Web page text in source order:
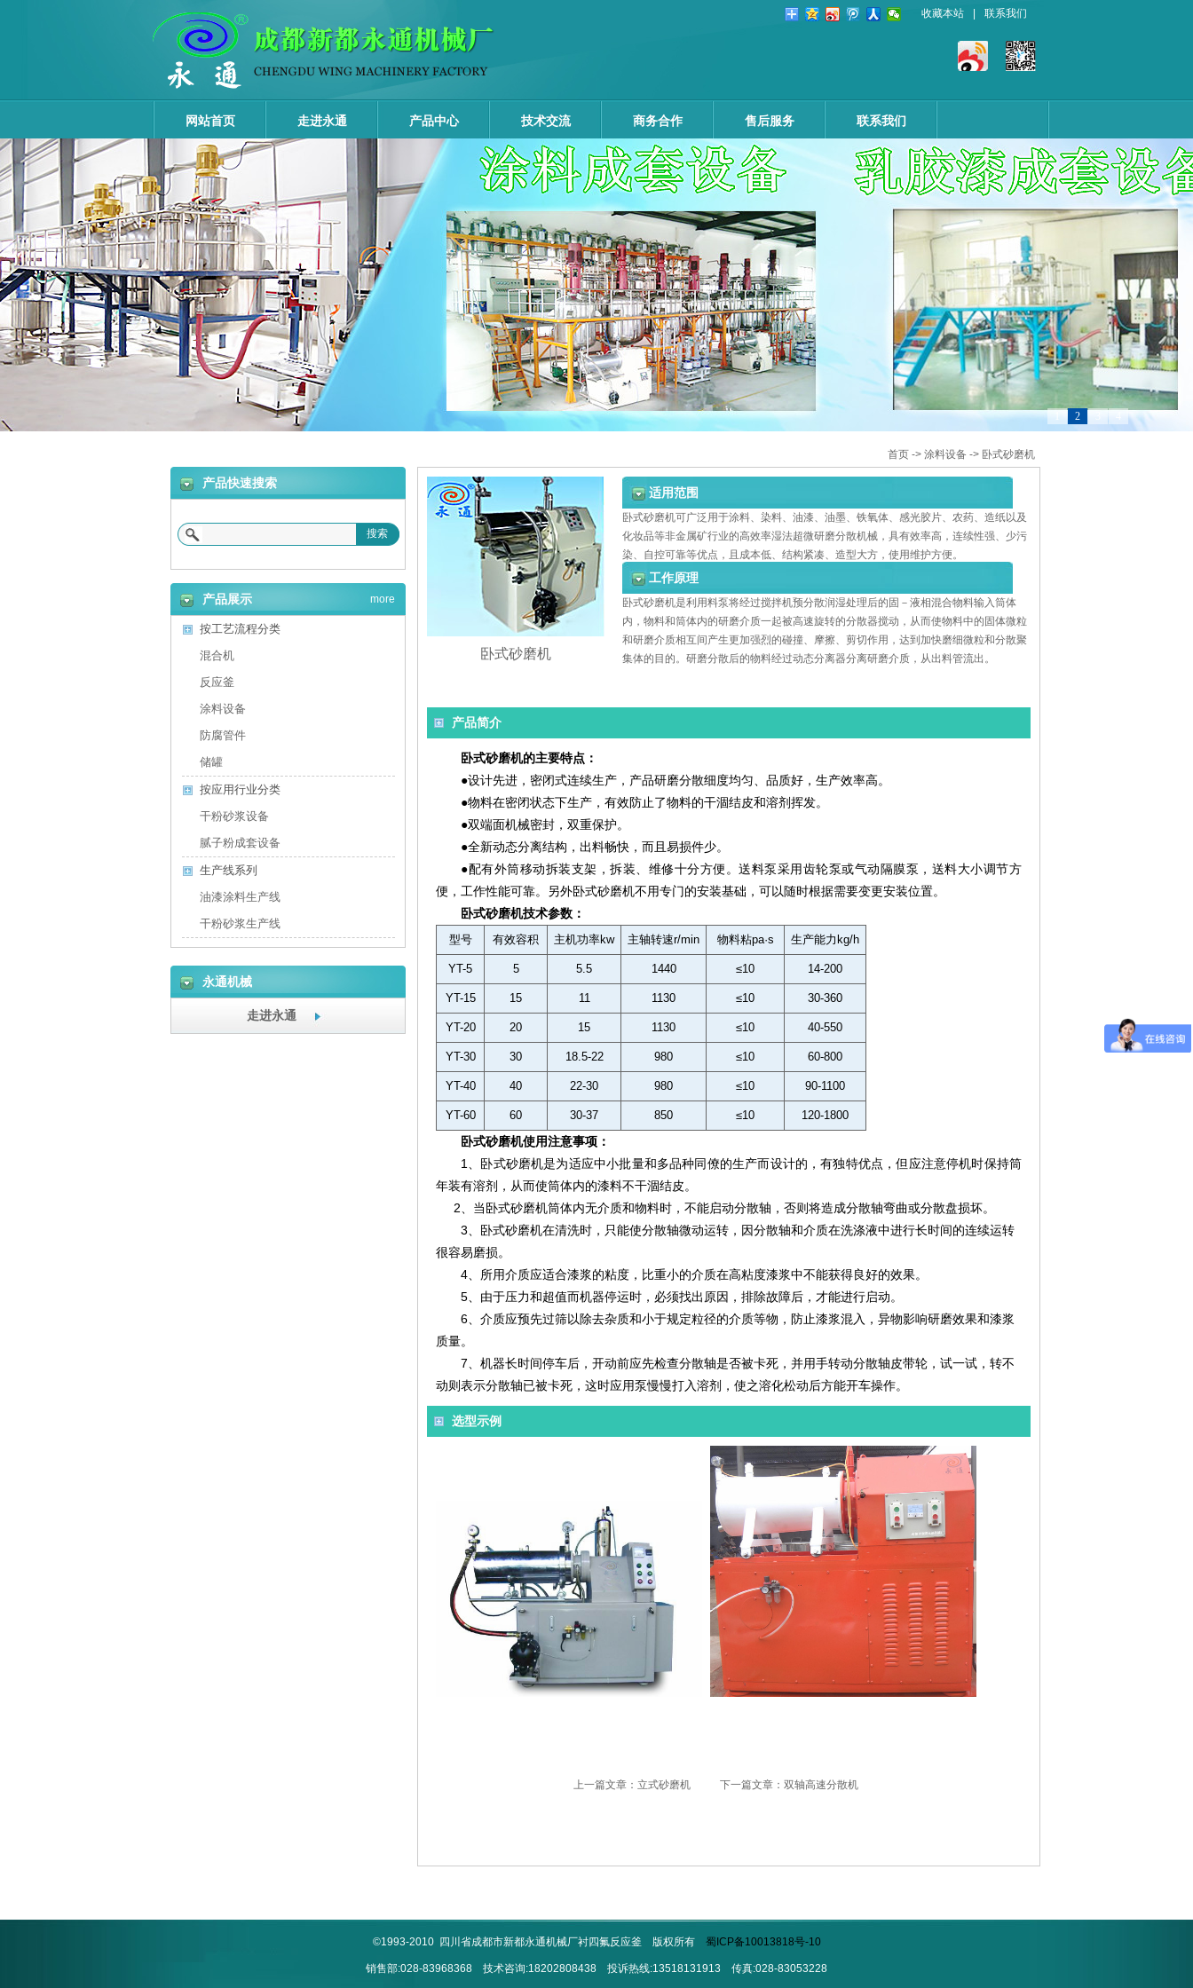
收藏本站 联系我们
网站首页 走进永通 产品中心 技术交流 商务合作 售后服务 联系我们
2
首页 -> 涂料设备 -> 卧式砂磨机
卧式砂磨机
适用范围
卧式砂磨机可广泛用于涂料、染料、油漆、油墨、铁氧体、感光胶片、农药、造纸以及
化妆品等非金属矿行业的高效率湿法超微研磨分散机械，具有效率高，连续性强、少污
染、自控可靠等优点，且成本低、结构紧凑、造型大方，使用维护方便。
工作原理
卧式砂磨机是利用料泵将经过搅拌机预分散润湿处理后的固－液相混合物料输入筒体
内，物料和筒体内的研磨介质一起被高速旋转的分散器搅动，从而使物料中的固体微粒
和研磨介质相互间产生更加强烈的碰撞、摩擦、剪切作用，达到加快磨细微粒和分散聚
集体的目的。研磨分散后的物料经过动态分离器分离研磨介质，从出料管流出。
产品简介
卧式砂磨机的主要特点：
●设计先进，密闭式连续生产，产品研磨分散细度均匀、品质好，生产效率高。
●物料在密闭状态下生产，有效防止了物料的干涸结皮和溶剂挥发。
●双端面机械密封，双重保护。
●全新动态分离结构，出料畅快，而且易损件少。
●配有外筒移动拆装支架，拆装、维修十分方便。送料泵采用齿轮泵或气动隔膜泵，送料大小调节方
便，工作性能可靠。另外卧式砂磨机不用专门的安装基础，可以随时根据需要变更安装位置。
卧式砂磨机技术参数：
型号 有效容积 主机功率kw 主轴转速r/min 物料粘pa·s 生产能力kg/h
YT-5 5 5.5 1440 ≤10 14-200
YT-15 15 11 1130 ≤10 30-360
YT-20 20 15 1130 ≤10 40-550
YT-30 30 18.5-22 980 ≤10 60-800
YT-40 40 22-30 980 ≤10 90-1100
YT-60 60 30-37 850 ≤10 120-1800
卧式砂磨机使用注意事项 ：
1、 卧式砂磨机是为适应中小批量和多品种同僚的生产而设计的，有独特优点，但应注意停机时保持筒
年装有溶剂，从而使筒体内的漆料不干涸结皮。
2、当卧式砂磨机筒体内无介质和物料时，不能启动分散轴，否则将造成分散轴弯曲或分散盘损坏。
3、卧式砂磨机在清洗时，只能使分散轴微动运转，因分散轴和介质在洗涤液中进行长时间的连续运转
很容易磨损。
4、所用介质应适合漆浆的粘度，比重小的介质在高粘度漆浆中不能获得良好的效果。
5、由于压力和超值而机器停运时，必须找出原因，排除故障后，才能进行启动。
6、介质应预先过筛以除去杂质和小于规定粒径的介质等物，防止漆浆混入，异物影响研磨效果和漆浆
质量。
7、机器长时间停车后，开动前应先检查分散轴是否被卡死，并用手转动分散轴皮带轮，试一试，转不
动则表示分散轴已被卡死，这时应用泵慢慢打入溶剂，使之溶化松动后方能开车操作。
选型示例
上一篇文章：立式砂磨机 下一篇文章：双轴高速分散机
产品快速搜索
搜索
产品展示
按工艺流程分类
混合机
反应釜
涂料设备
防腐管件
储罐
按应用行业分类
干粉砂浆设备
腻子粉成套设备
生产线系列
油漆涂料生产线
干粉砂浆生产线
more
永通机械
走进永通
©1993-2010 四川省成都市新都永通机械厂衬四氟反应釜 版权所有 蜀ICP备10013818号-10
销售部:028-83968368 技术咨询:18202808438 投诉热线:13518131913 传真:028-83053228